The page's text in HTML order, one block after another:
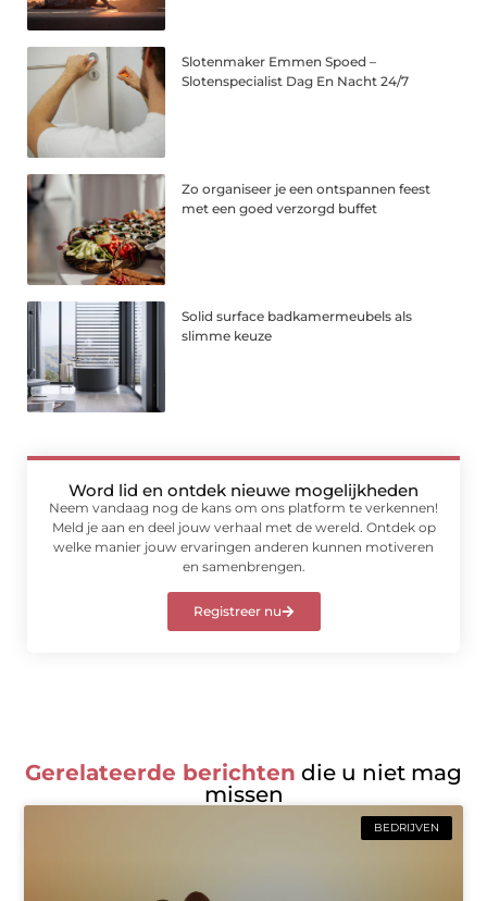
Slotenmaker Emmen Spoed –
Slotenspecialist Dag En Nacht 24/7
Zo organiseer je een ontspannen feest
met een goed verzorgd buffet
Solid surface badkamermeubels als
slimme keuze
Word lid en ontdek nieuwe mogelijkheden
Neem vandaag nog de kans om ons platform te verkennen!
Meld je aan en deel jouw verhaal met de wereld. Ontdek op
welke manier jouw ervaringen anderen kunnen motiveren
en samenbrengen.
Registreer nu
Gerelateerde berichten die u niet mag
missen
BEDRIJVEN